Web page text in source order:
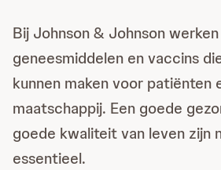
Bij Johnson & Johnson
geneesmiddelen en vaccins
kunnen maken voor patiënten
maatschappij. Een goede
goede kwaliteit van leven zijn
essentieel.